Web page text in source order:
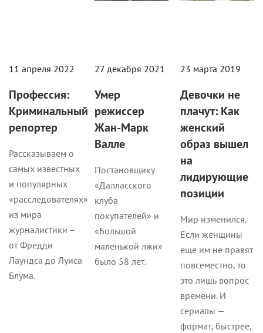
11 апреля 2022
Профессия:
Криминальный
репортер
Рассказываем о
самых известных
и популярных
«расследователях»
из мира
журналистики –
от Фредди
Лаундса до Луиса
Блума.
27 декабря 2021
Умер
режиссер
Жан-Марк
Валле
Постановщику
«Далласского
клуба
покупателей» и
«Большой
маленькой лжи»
было 58 лет.
23 марта 2019
Девочки не
плачут: Как
женский
образ вышел
на
лидирующие
позиции
Мир изменился.
Если женщины
еще им не правят
повсеместно, то
это лишь вопрос
времени. И
сериалы —
формат, быстрее,